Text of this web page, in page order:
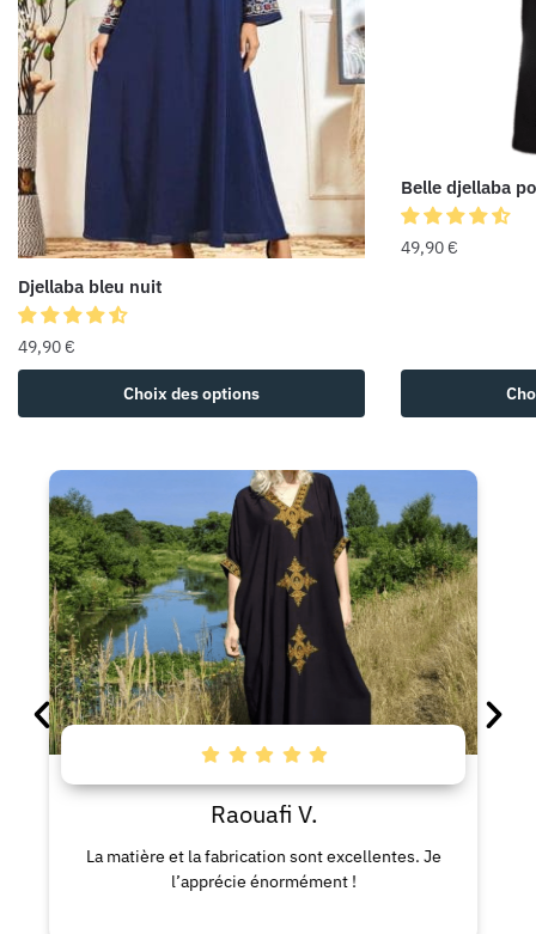
Djellaba bleu nuit
49,90€
Choix des options
Belle djellaba
49,90€
Raouafi V.
La matière et la fabrication sont excellentes. Je
l’apprécie énormément !